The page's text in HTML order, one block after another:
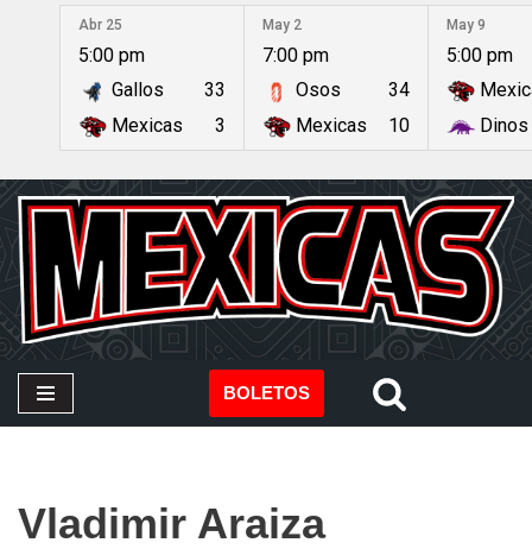
contenido
Abr 25
5:00 pm
Gallos
33
Mexicas
3
May 2
7:00 pm
Osos
34
Mexicas
10
May 9
5:00 pm
Dinos
BOLETOS
Vladimir Araiza